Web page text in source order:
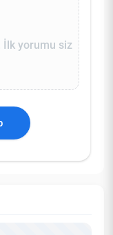
İlk yorumu siz